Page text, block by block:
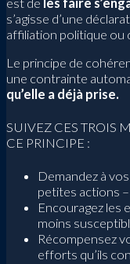
s’agisse d’une
affiliation politique ou
Le principe de
une contrainte
qu’elle a déjà prise.
SUIVEZ CES TROIS
CE PRINCIPE :
Demandez à
petites actions
Encouragez les
moins
Récompensez
efforts qu’ils